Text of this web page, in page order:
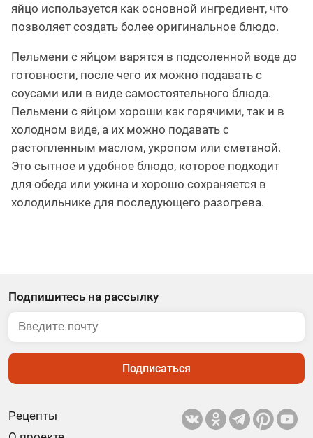
яйцо используется как основной ингредиент, что
позволяет создать более оригинальное блюдо.
Пельмени с яйцом варятся в подсоленной воде до
готовности, после чего их можно подавать с
соусами или в виде самостоятельного блюда.
Пельмени с яйцом хороши как горячими, так и в
холодном виде, а их можно подавать с
растопленным маслом, укропом или сметаной.
Это сытное и удобное блюдо, которое подходит
для обеда или ужина и хорошо сохраняется в
холодильнике для последующего разогрева.
Рецепты
Подпишитесь на рассылку
Подписаться